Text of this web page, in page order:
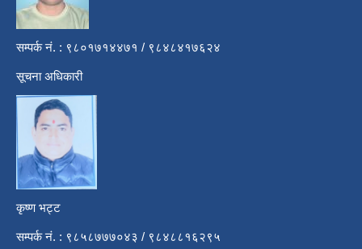
सम्पर्क नं. : ९८०१७१४४७१ / ९८४८४१७६२४
सूचना अधिकारी
कृष्ण भट्ट
सम्पर्क नं. : ९८५८७७७०४३ / ९८४८८१६२९५